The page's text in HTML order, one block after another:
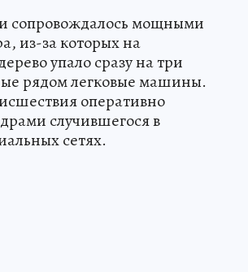
сопровождалось мощными
из-за которых на
упало сразу на три
рядом легковые машины.
оперативно
случившегося в
сетях.